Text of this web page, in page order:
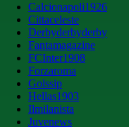
Calcionapoli1926
Cittaceleste
Derbyderbyderby
Fantamagazine
FCInter1908
Forzaroma
Golssip
Hellas1903
Ilmilanista
Juvenews